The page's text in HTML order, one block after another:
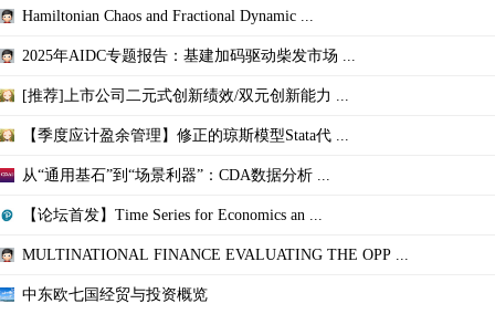
Hamiltonian Chaos and Fractional Dynamic ...
2025年AIDC专题报告：基建加码驱动柴发市场 ...
[推荐]上市公司二元式创新绩效/双元创新能力 ...
【季度应计盈余管理】修正的琼斯模型Stata代 ...
从“通用基石”到“场景利器”：CDA数据分析 ...
【论坛首发】Time Series for Economics an ...
MULTINATIONAL FINANCE EVALUATING THE OPP ...
中东欧七国经贸与投资概览